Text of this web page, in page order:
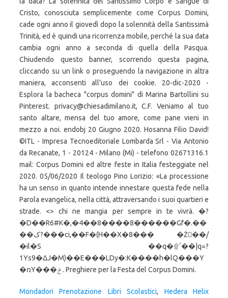
Mondadori Prenotazione Libri Scolastici, Hedera Helix